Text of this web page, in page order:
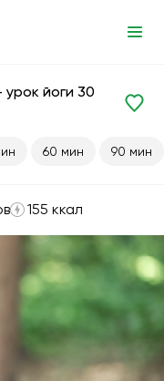
йоги 30
60 мин 90 мин
155 ккал